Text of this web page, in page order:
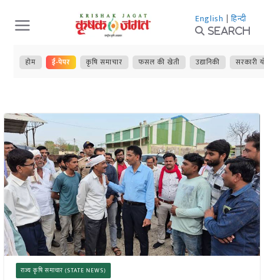
Skip
to
content
English | हिन्दी
Search
होम ई-पेपर कृषि समाचार फसल की खेती उद्यानिकी सरकारी
राज्य कृषि समाचार (STATE NEWS)